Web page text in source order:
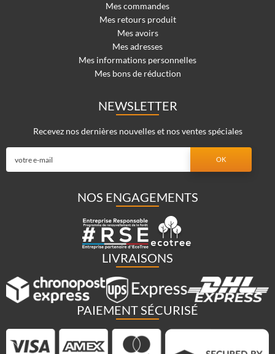
Mes commandes
Mes retours produit
Mes avoirs
Mes adresses
Mes informations personnelles
Mes bons de réduction
NEWSLETTER
Recevez nos dernières nouvelles et nos ventes spéciales
NOS ENGAGEMENTS
LIVRAISONS
PAIEMENT SÉCURISÉ